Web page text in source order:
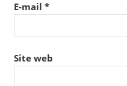
E-mail *
Site web